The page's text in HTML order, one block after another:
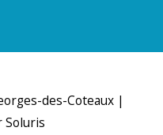
des-Coteaux|
Soluris